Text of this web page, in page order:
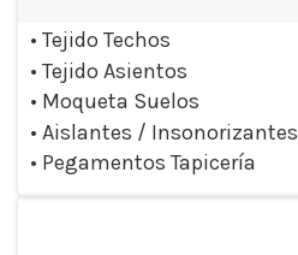
• Tejido Techos
• Tejido Asientos
• Moqueta Suelos
• Aislantes / Insonorizantes
• Pegamentos Tapicería